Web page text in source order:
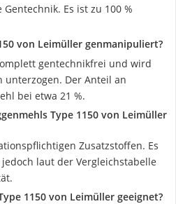
Es ist zu 100 %
von Leimüller genmanipuliert?
gentechnikfrei und wird
unterzogen. Der Anteil an
bei etwa 21 %.
Type 1150 von Leimüller
Zusatzstoffen. Es
laut der Vergleichstabelle
1150 von Leimüller geeignet?